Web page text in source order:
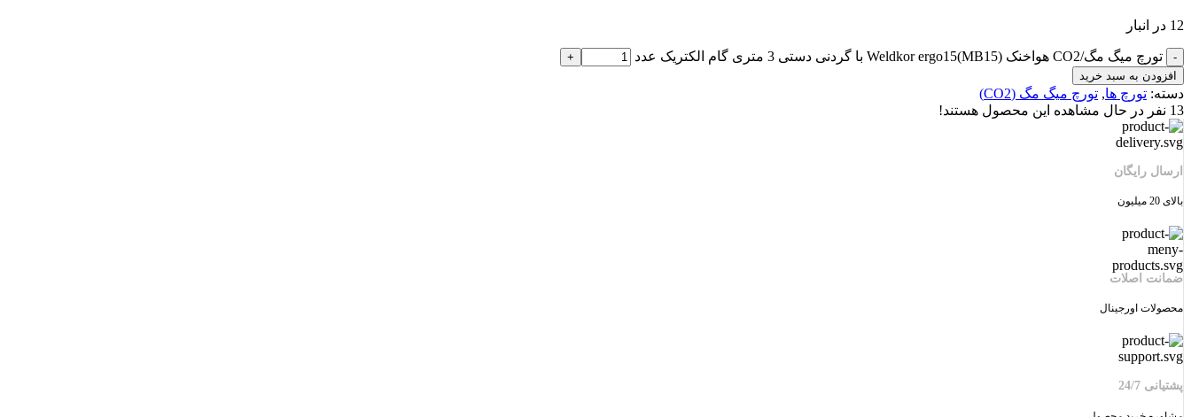
12 در انبار
تورچ میگ مگ/CO2 هواخنک Weldkor ergo15(MB15) با گردنی دستی 3 متری گام الکتریک عدد
افزودن به سبد خرید
دسته: تورچ ها, تورچ میگ مگ (CO2)
13 نفر در حال مشاهده این محصول هستند!
ارسال رایگان
بالای 20 میلیون
ضمانت اصلات
محصولات اورجینال
پشتیانی 24/7